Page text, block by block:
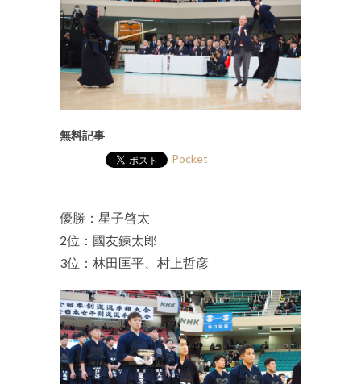
無料記事
Pocket
優勝：星子啓太
2位：國友鍊太郎
3位：林田匡平、村上哲彦